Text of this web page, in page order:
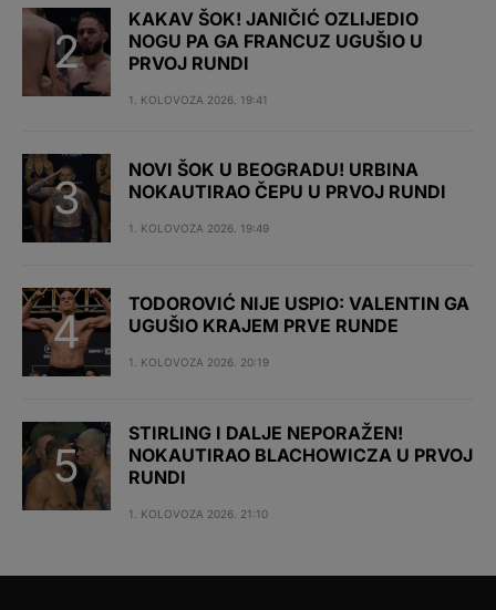
KAKAV ŠOK! JANIČIĆ OZLIJEDIO
NOGU PA GA FRANCUZ UGUŠIO U
PRVOJ RUNDI
1. KOLOVOZA 2026. 19:41
NOVI ŠOK U BEOGRADU! URBINA
NOKAUTIRAO ČEPU U PRVOJ RUNDI
1. KOLOVOZA 2026. 19:49
TODOROVIĆ NIJE USPIO: VALENTIN GA
UGUŠIO KRAJEM PRVE RUNDE
1. KOLOVOZA 2026. 20:19
STIRLING I DALJE NEPORAŽEN!
NOKAUTIRAO BLACHOWICZA U PRVOJ
RUNDI
1. KOLOVOZA 2026. 21:10